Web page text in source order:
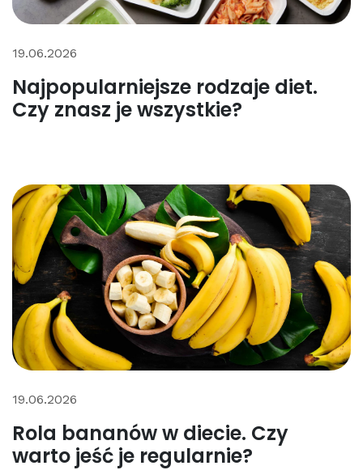
Najpopularniejsze rodzaje diet.
Czy znasz je wszystkie?
19.06.2026
Rola bananów w diecie. Czy
warto jeść je regularnie?
19.06.2026